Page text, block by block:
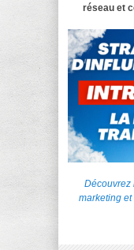
réseau et
Découvrez
marketing et